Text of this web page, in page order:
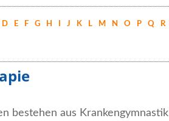
D E F G H J K L M N O P Q R
bestehen aus